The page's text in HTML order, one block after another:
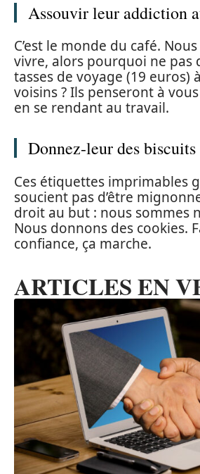
Assouvir leur addiction
C’est le monde du café.
vivre, alors pourquoi ne pas
tasses de voyage (19 euros)
voisins ? Ils penseront à
en se rendant au travail.
Donnez-leur des biscuits
Ces étiquettes imprimables
soucient pas d’être
droit au but : nous sommes
Nous donnons des cookies.
confiance, ça marche.
ARTICLES EN